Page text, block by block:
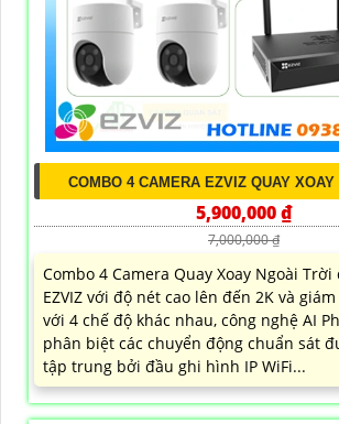
COMBO 4 CAMERA EZVIZ QUAY XOAY
5,900,000 ₫
7,000,000 ₫
Combo 4 Camera Quay Xoay Ngoài
EZVIZ với độ nét cao lên đến 2K và
với 4 chế độ khác nhau, công nghệ AI
phân biệt các chuyển động chuẩn sát
tập trung bởi đầu ghi hình IP WiFi...